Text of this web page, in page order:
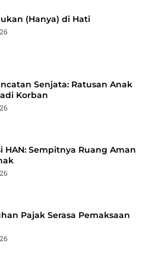
(Hanya) di Hati
Senjata: Ratusan Anak
Korban
HAN: Sempitnya Ruang Aman
Pajak Serasa Pemaksaan